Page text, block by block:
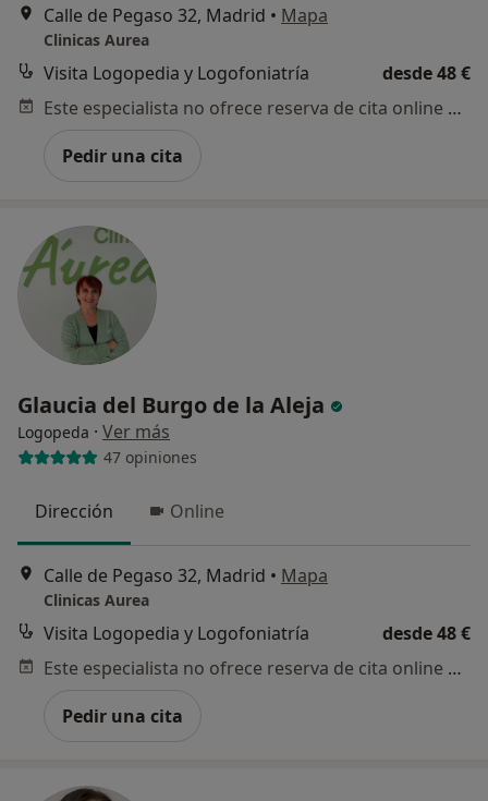
Calle de Pegaso 32, Madrid • Mapa
Clinicas Aurea
Visita Logopedia y Logofoniatría
desde 48 €
Este especialista no ofrece reserva de cita online en esta dirección.
Pedir una cita
Glaucia del Burgo de la Aleja
Logopeda · Ver más
47 opiniones
Dirección Online
Calle de Pegaso 32, Madrid • Mapa
Clinicas Aurea
Visita Logopedia y Logofoniatría
desde 48 €
Este especialista no ofrece reserva de cita online en esta dirección.
Pedir una cita